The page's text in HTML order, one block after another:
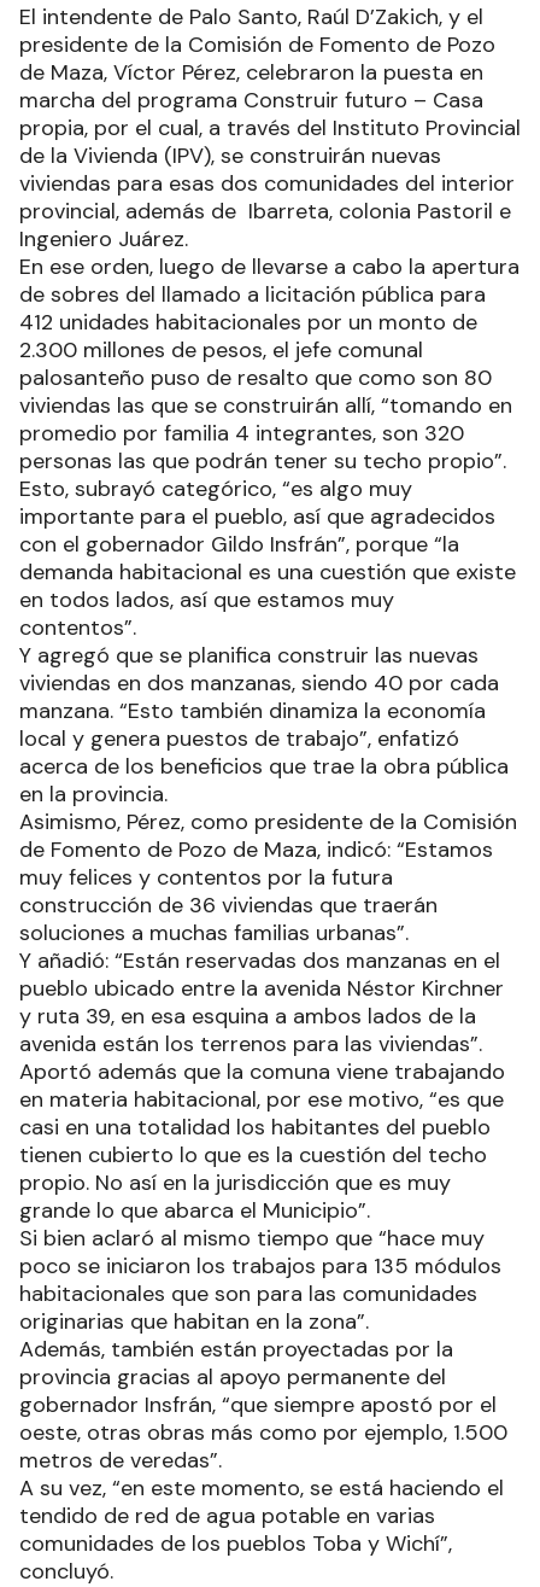
El intendente de Palo Santo, Raúl D’Zakich, y el
presidente de la Comisión de Fomento de Pozo
de Maza, Víctor Pérez, celebraron la puesta en
marcha del programa Construir futuro – Casa
propia, por el cual, a través del Instituto Provincial
de la Vivienda (IPV), se construirán nuevas
viviendas para esas dos comunidades del interior
provincial, además de Ibarreta, colonia Pastoril e
Ingeniero Juárez.
En ese orden, luego de llevarse a cabo la apertura
de sobres del llamado a licitación pública para
412 unidades habitacionales por un monto de
2.300 millones de pesos, el jefe comunal
palosanteño puso de resalto que como son 80
viviendas las que se construirán allí, “tomando en
promedio por familia 4 integrantes, son 320
personas las que podrán tener su techo propio”.
Esto, subrayó categórico, “es algo muy
importante para el pueblo, así que agradecidos
con el gobernador Gildo Insfrán”, porque “la
demanda habitacional es una cuestión que existe
en todos lados, así que estamos muy
contentos”.
Y agregó que se planifica construir las nuevas
viviendas en dos manzanas, siendo 40 por cada
manzana. “Esto también dinamiza la economía
local y genera puestos de trabajo”, enfatizó
acerca de los beneficios que trae la obra pública
en la provincia.
Asimismo, Pérez, como presidente de la Comisión
de Fomento de Pozo de Maza, indicó: “Estamos
muy felices y contentos por la futura
construcción de 36 viviendas que traerán
soluciones a muchas familias urbanas”.
Y añadió: “Están reservadas dos manzanas en el
pueblo ubicado entre la avenida Néstor Kirchner
y ruta 39, en esa esquina a ambos lados de la
avenida están los terrenos para las viviendas”.
Aportó además que la comuna viene trabajando
en materia habitacional, por ese motivo, “es que
casi en una totalidad los habitantes del pueblo
tienen cubierto lo que es la cuestión del techo
propio. No así en la jurisdicción que es muy
grande lo que abarca el Municipio”.
Si bien aclaró al mismo tiempo que “hace muy
poco se iniciaron los trabajos para 135 módulos
habitacionales que son para las comunidades
originarias que habitan en la zona”.
Además, también están proyectadas por la
provincia gracias al apoyo permanente del
gobernador Insfrán, “que siempre apostó por el
oeste, otras obras más como por ejemplo, 1.500
metros de veredas”.
A su vez, “en este momento, se está haciendo el
tendido de red de agua potable en varias
comunidades de los pueblos Toba y Wichí”,
concluyó.